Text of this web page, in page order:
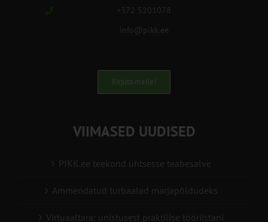
+372 5201078
info@pikk.ee
Kirjuta meile!
VIIMASED UUDISED
PIKK.ee teekond ühtsesse teabesalve
Ammendatud turbaalad marjapõldudeks
Virtuaaltara: unistusest praktilise tööriistani